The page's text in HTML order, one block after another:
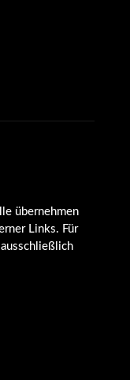
übernehmen
Links. Für